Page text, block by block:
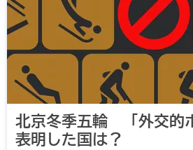
北京冬季五輪 「外交的
表明した国は？